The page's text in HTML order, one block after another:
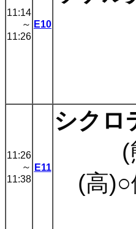
11:14
～
11:26
E10
11:26
～
11:38
E11
シクロ
(
(高